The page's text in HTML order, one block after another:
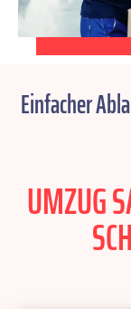
Einfacher
UMZUG